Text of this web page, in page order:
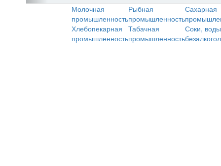
Молочная
промышленность
Рыбная
промышленность
Сахарная
Хлебопекарная
промышленность
Табачная
промышленность
Соки,